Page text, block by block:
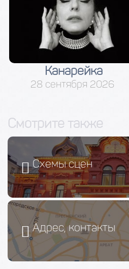
Рассказы Шукшина
02 сентября 2026
Смотрите также
Схемы сцен
Адрес, контакты